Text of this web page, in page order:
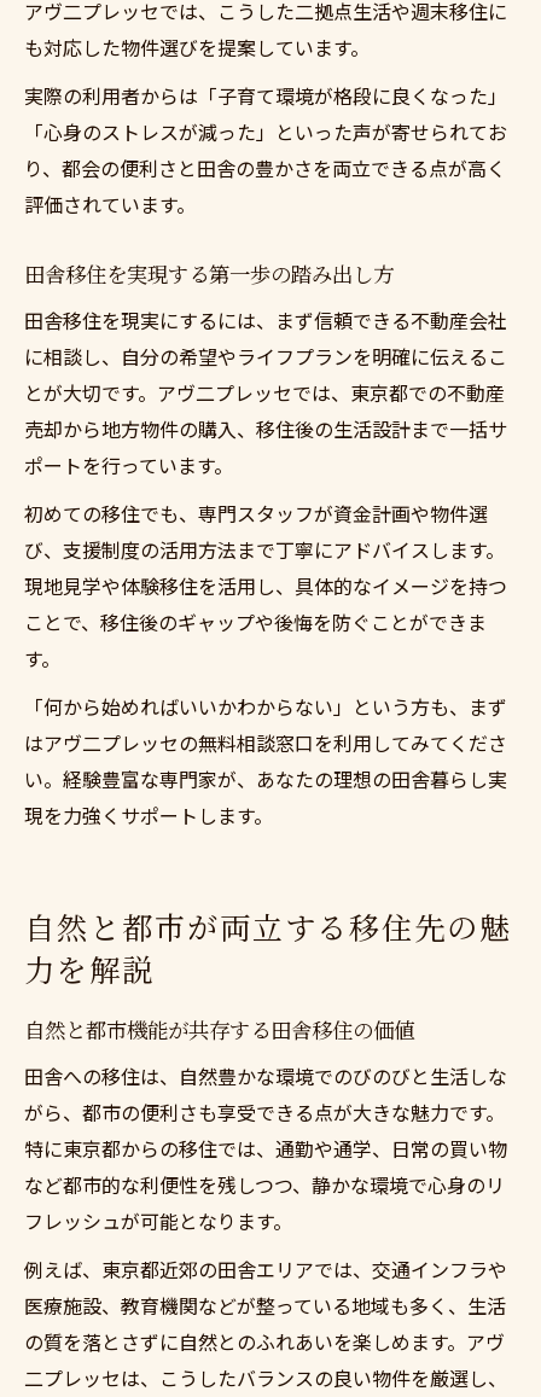
アヴ二プレッセでは、こうした二拠点生活や週末移住に
も対応した物件選びを提案しています。
実際の利用者からは「子育て環境が格段に良くなった」
「心身のストレスが減った」といった声が寄せられてお
り、都会の便利さと田舎の豊かさを両立できる点が高く
評価されています。
田舎移住を実現する第一歩の踏み出し方
田舎移住を現実にするには、まず信頼できる不動産会社
に相談し、自分の希望やライフプランを明確に伝えるこ
とが大切です。アヴ二プレッセでは、東京都での不動産
売却から地方物件の購入、移住後の生活設計まで一括サ
ポートを行っています。
初めての移住でも、専門スタッフが資金計画や物件選
び、支援制度の活用方法まで丁寧にアドバイスします。
現地見学や体験移住を活用し、具体的なイメージを持つ
ことで、移住後のギャップや後悔を防ぐことができま
す。
「何から始めればいいかわからない」という方も、まず
はアヴ二プレッセの無料相談窓口を利用してみてくださ
い。経験豊富な専門家が、あなたの理想の田舎暮らし実
現を力強くサポートします。
自然と都市が両立する移住先の魅
力を解説
自然と都市機能が共存する田舎移住の価値
田舎への移住は、自然豊かな環境でのびのびと生活しな
がら、都市の便利さも享受できる点が大きな魅力です。
特に東京都からの移住では、通勤や通学、日常の買い物
など都市的な利便性を残しつつ、静かな環境で心身のリ
フレッシュが可能となります。
例えば、東京都近郊の田舎エリアでは、交通インフラや
医療施設、教育機関などが整っている地域も多く、生活
の質を落とさずに自然とのふれあいを楽しめます。アヴ
二プレッセは、こうしたバランスの良い物件を厳選し、